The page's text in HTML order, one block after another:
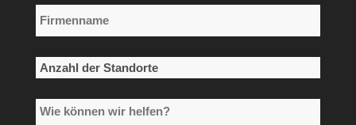
Firmenname
*
Anzahl
Standorte
Wie